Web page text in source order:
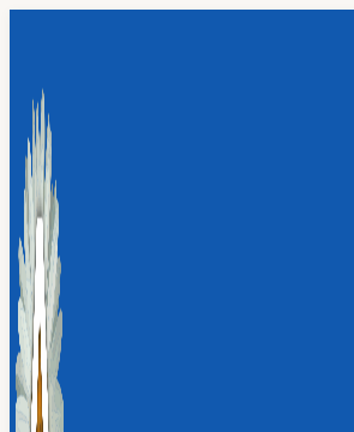
содержимому